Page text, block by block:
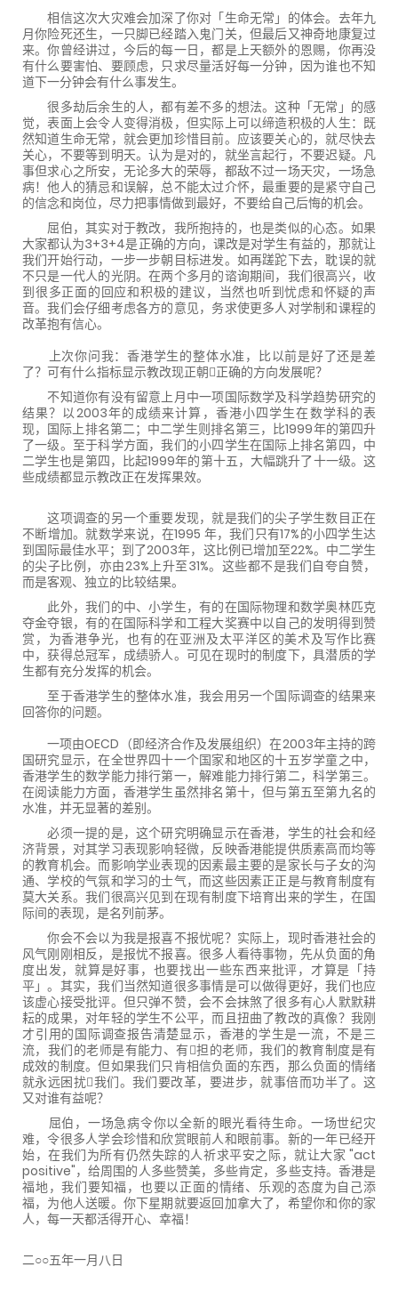
相信这次大灾难会加深了你对「生命无常」的体会。去年九
月你险死还生，一只脚已经踏入鬼门关，但最后又神奇地康复过
来。你曾经讲过，今后的每一日，都是上天额外的恩赐，你再没
有什么要害怕、要顾虑，只求尽量活好每一分钟，因为谁也不知
道下一分钟会有什么事发生。
很多劫后余生的人，都有差不多的想法。这种「无常」的感
觉，表面上会令人变得消极，但实际上可以缔造积极的人生：既
然知道生命无常，就会更加珍惜目前。应该要关心的，就尽快去
关心，不要等到明天。认为是对的，就坐言起行，不要迟疑。凡
事但求心之所安，无论多大的荣辱，都敌不过一场天灾，一场急
病！他人的猜忌和误解，总不能太过介怀，最重要的是紧守自己
的信念和岗位，尽力把事情做到最好，不要给自己后悔的机会。
屈伯，其实对于教改，我所抱持的，也是类似的心态。如果
大家都认为3+3+4是正确的方向，课改是对学生有益的，那就让
我们开始行动，一步一步朝目标进发。如再蹉跎下去，耽误的就
不只是一代人的光阴。在两个多月的谘询期间，我们很高兴，收
到很多正面的回应和积极的建议，当然也听到忧虑和怀疑的声
音。我们会仔细考虑各方的意见，务求使更多人对学制和课程的
改革抱有信心。
上次你问我：香港学生的整体水准，比以前是好了还是差
了？可有什么指标显示教改现正朝正确的方向发展呢？
不知道你有没有留意上月中一项国际数学及科学趋势研究的
结果？以2003年的成绩来计算，香港小四学生在数学科的表
现，国际上排名第二；中二学生则排名第三，比1999年的第四升
了一级。至于科学方面，我们的小四学生在国际上排名第四，中
二学生也是第四，比起1999年的第十五，大幅跳升了十一级。这
些成绩都显示教改正在发挥果效。
这项调查的另一个重要发现，就是我们的尖子学生数目正在
不断增加。就数学来说，在1995 年，我们只有17%的小四学生达
到国际最佳水平；到了2003年，这比例已增加至22%。中二学生
的尖子比例，亦由23%上升至31%。这些都不是我们自夸自赞，
而是客观、独立的比较结果。
此外，我们的中、小学生，有的在国际物理和数学奥林匹克
夺金夺银，有的在国际科学和工程大奖赛中以自己的发明得到赞
赏，为香港争光，也有的在亚洲及太平洋区的美术及写作比赛
中，获得总冠军，成绩骄人。可见在现时的制度下，具潜质的学
生都有充分发挥的机会。
至于香港学生的整体水准，我会用另一个国际调查的结果来
回答你的问题。
一项由OECD（即经济合作及发展组织）在2003年主持的跨
国研究显示，在全世界四十一个国家和地区的十五岁学童之中，
香港学生的数学能力排行第一，解难能力排行第二，科学第三。
在阅读能力方面，香港学生虽然排名第十，但与第五至第九名的
水准，并无显著的差别。
必须一提的是，这个研究明确显示在香港，学生的社会和经
济背景，对其学习表现影响轻微，反映香港能提供质素高而均等
的教育机会。而影响学业表现的因素最主要的是家长与子女的沟
通、学校的气氛和学习的士气，而这些因素正正是与教育制度有
莫大关系。我们很高兴见到在现有制度下培育出来的学生，在国
际间的表现，是名列前茅。
你会不会以为我是报喜不报忧呢？实际上，现时香港社会的
风气刚刚相反，是报忧不报喜。很多人看待事物，先从负面的角
度出发，就算是好事，也要找出一些东西来批评，才算是「持
平」。其实，我们当然知道很多事情是可以做得更好，我们也应
该虚心接受批评。但只弹不赞，会不会抹煞了很多有心人默默耕
耘的成果，对年轻的学生不公平，而且扭曲了教改的真像？我刚
才引用的国际调查报告清楚显示，香港的学生是一流，不是三
流，我们的老师是有能力、有担的老师，我们的教育制度是有
成效的制度。但如果我们只肯相信负面的东西，那么负面的情绪
就永远困扰我们。我们要改革，要进步，就事倍而功半了。这
又对谁有益呢？
屈伯，一场急病令你以全新的眼光看待生命。一场世纪灾
难，令很多人学会珍惜和欣赏眼前人和眼前事。新的一年已经开
始，在我们为所有仍然失踪的人祈求平安之际，就让大家 "act
positive"，给周围的人多些赞美，多些肯定，多些支持。香港是
福地，我们要知福，也要以正面的情绪、乐观的态度为自己添
福，为他人送暖。你下星期就要返回加拿大了，希望你和你的家
人，每一天都活得开心、幸福！
二○○五年一月八日